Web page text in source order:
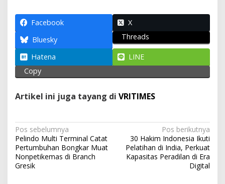
at
s
A
p
p
e
b
o
o
k
e
a
m
ittai
l
ar
e
Facebook
X
Bluesky
Threads
Hatena
LINE
Copy
Artikel ini juga tayang di VRITIMES
N
a
v
i
Pos sebelumnya
Pelindo Multi Terminal Catat
Pertumbuhan Bongkar Muat
Nonpetikemas di Branch
Gresik
Pos berikutnya
30 Hakim Indonesia Ikuti
Pelatihan di India, Perkuat
Kapasitas Peradilan di Era
Digital